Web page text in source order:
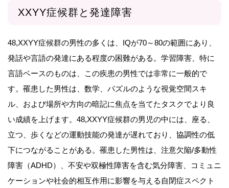
XXYY症候群と発達障害
48,XXYY症候群の男性の多くは、IQが70～80の範囲にあり、
発話や言語の発達にある程度の困難がある。学習障害、特に
言語ベースのものは、この疾患の男性では非常に一般的で
す。罹患した男性は、数学、パズルのような視覚空間スキ
ル、および場所や方向の暗記に焦点を当てたタスクでより良
い成績を上げます。48,XXYY症候群の男児の中には、座る、
立つ、歩くなどの運動技能の発達が遅れており、協調性の低
下につながることがある。罹患した男性は、注意欠陥/多動性
障害（ADHD）、不安や双極性障害を含む気分障害、コミュニ
ケーションや社会的相互作用に影響を与える自閉症スペクト